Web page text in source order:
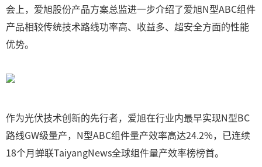
会上，爱旭股份产品方案总监进一步介绍了爱旭N型ABC组件
产品相较传统技术路线功率高、收益多、超安全方面的性能
优势。
作为光伏技术创新的先行者，爱旭在行业内最早实现N型BC
路线GW级量产，N型ABC组件量产效率高达24.2%，已连续
18个月蝉联TaiyangNews全球组件量产效率榜榜首。